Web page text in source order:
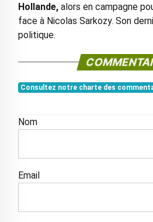
Hollande,alors en campagne
face à Nicolas Sarkozy. Son
politique.
Consultez notre charte des
Nom
Email